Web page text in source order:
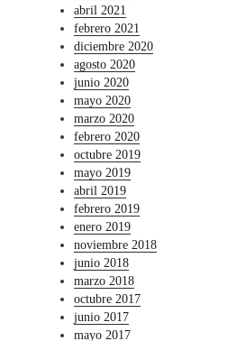
abril 2021
febrero 2021
diciembre 2020
agosto 2020
junio 2020
mayo 2020
marzo 2020
febrero 2020
octubre 2019
mayo 2019
abril 2019
febrero 2019
enero 2019
noviembre 2018
junio 2018
marzo 2018
octubre 2017
junio 2017
mayo 2017